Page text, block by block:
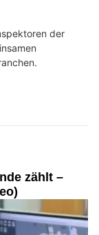
der
zählt –